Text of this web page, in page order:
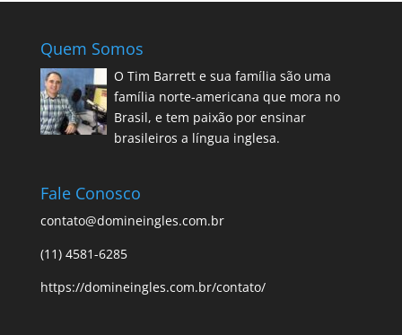
Quem Somos
O Tim Barrett e sua família são uma
família norte-americana que mora no
Brasil, e tem paixão por ensinar
brasileiros a língua inglesa.
Fale Conosco
contato@domineingles.com.br
(11) 4581-6285
https://domineingles.com.br/contato/